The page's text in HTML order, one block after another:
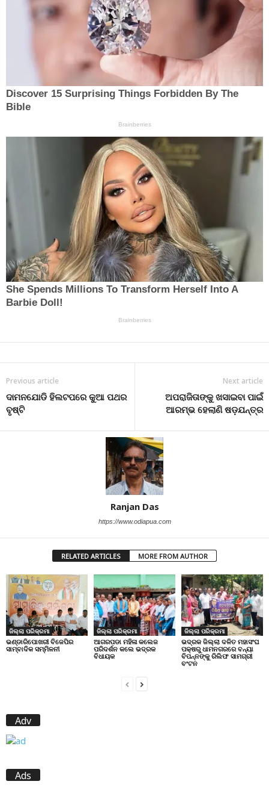
Previous article
ଦାମନଯୋଡି ହିଲଟପରେ କୁଆ ପଥର
ବୃଷ୍ଟି
Next article
ଅପରାଜିତାଙ୍କୁ ଖସାଇବା ପାଇଁ
ଆରମ୍ଭ ହେଲାଣି ଷଡ଼ଯନ୍ତ୍ର
Ranjan Das
https://www.odiapua.com
RELATED ARTICLES MORE FROM AUTHOR
ଜିଲ୍ଲା ପରିକ୍ରମା
ଭଣ୍ଡାରିପୋଖରୀ ବିଜେପିର
ସାମ୍ବାଦିକ ସମ୍ମିଳନୀ
ଜିଲ୍ଲା ପରିକ୍ରମା
ଆଗରପଡା ମହିଳା କଲେଜ
ପରିଦର୍ଶନ କଲେ ଭଦ୍ରକ
ବିଧାୟକ
ଜିଲ୍ଲା ପରିକ୍ରମା
ଭଦ୍ରକ ଜିଲ୍ଲା ଦଳିତ ମହାସଂଘ
ପକ୍ଷରୁ ଧାମନଗରରେ ବନ୍ୟା
ବିପନ୍ନଙ୍କୁ ରିଲିଫ ସାମଗ୍ରୀ
ବଂଟନ
Adv
Ads